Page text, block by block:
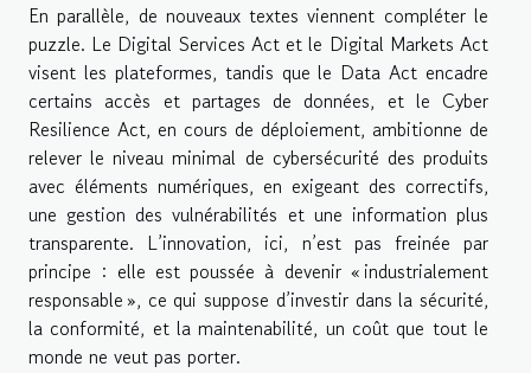
En parallèle, de nouveaux textes viennent compléter le
puzzle. Le Digital Services Act et le Digital Markets Act
visent les plateformes, tandis que le Data Act encadre
certains accès et partages de données, et le Cyber
Resilience Act, en cours de déploiement, ambitionne de
relever le niveau minimal de cybersécurité des produits
avec éléments numériques, en exigeant des correctifs,
une gestion des vulnérabilités et une information plus
transparente. L’innovation, ici, n’est pas freinée par
principe : elle est poussée à devenir « industrialement
responsable », ce qui suppose d’investir dans la sécurité,
la conformité, et la maintenabilité, un coût que tout le
monde ne veut pas porter.